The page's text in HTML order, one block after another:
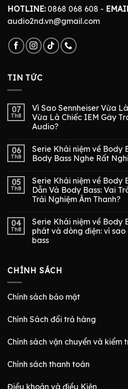
HOTLINE:0868 068 608 -
audio2nd.vn@gmail.com
TIN TỨC
07
Th8
Vì Sao Sennheiser Vừa
Vừa Là Chiếc IEM Gây
Audio?
06
Th8
Serie Khái niệm về Body
Body Bass Nghe Rất
05
Th8
Serie Khái niệm về Body
Dẫn Và Body Bass: Vai
Trải Nghiệm Âm Thanh?
04
Th8
Serie Khái niệm về Body
phát và dòng điện: vì
bass
CHÍNH SÁCH
Chính sách bảo mật
Chính Sách đổi trả hàng
Chính sách vận chuyển và kiểm
Chính sách thanh toán
Điều khoản và điều Kiện